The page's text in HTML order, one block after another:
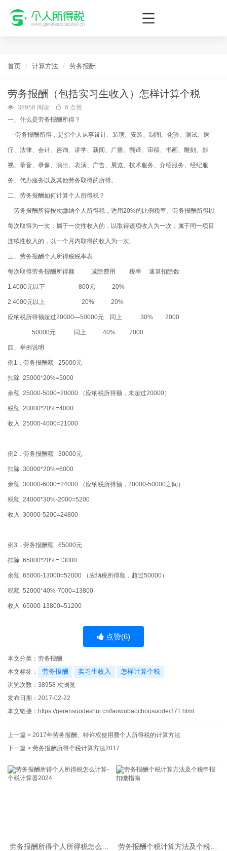
个人所得税网，最新个税资讯平台，您的个税管理专家！
首页 计算方法 劳务报酬
劳务报酬（包括实习生收入）怎样计算个税
38958 阅读
6 点赞
一、什么是劳务报酬所得？
劳务报酬所得，是指个人从事设计、装璜、安装、制图、化验、测试、医
疗、法律、会计、咨询、讲学、新闻、广播、翻译、审稿、书画、雕刻、影
视、录音、录像、演出、表演、广告、展览、技术服务、介绍服务、经纪服
务、代办服务以及其他劳务取得的所得。
二、劳务报酬如何计算个人所得税？
劳务报酬所得按次缴纳个人所得税，适用20%的比例税率。劳务报酬所得以
每次取得为一次：属于一次性收入的，以取得该项收入为一次；属于同一项目
连续性收入的，以一个月内取得的收入为一次。
三、劳务报酬个人所得税税率表
每次取得劳务报酬所得额 减除费用 税率 速算扣除数
1.4000元以下 800元 20%
2.4000元以上 20% 20%
应纳税所得额超过20000—50000元 同上 30% 2000
50000元 同上 40% 7000
四、举例说明
例1 ．劳务报酬额 25000元
扣除 25000*20%=5000
余额 25000-5000=20000 （应纳税所得额，未超过20000）
税额 20000*20%=4000
收入 25000-4000=21000
例2 ．劳务报酬额 30000元
扣除 30000*20%=6000
余额 30000-6000=24000 （应纳税所得额， 20000-50000之间）
税额 24000*30%-2000=5200
收入 30000-5200=24800
例3 ．劳务报酬额 65000元
扣除 65000*20%=13000
余额 65000-13000=52000 （应纳税所得额，超过50000）
税额 52000*40%-7000=13800
收入 65000-13800=51200
点赞(6)
本文分类： 劳务报酬
本文标签：
劳务报酬 实习生收入 怎样计算个税
浏览次数： 38958 次浏览
发布日期：2017-02-22
本文链接： https://gerensuodeshui.cn/laowubaochousuode/371.html
上一篇 > 2017年劳务报酬、特许权使用费个人所得税的计算方法
下一篇 > 劳务报酬所得个税计算方法2017
劳务报酬所得个人所得税怎么计
劳务报酬个税计算方法及个税申